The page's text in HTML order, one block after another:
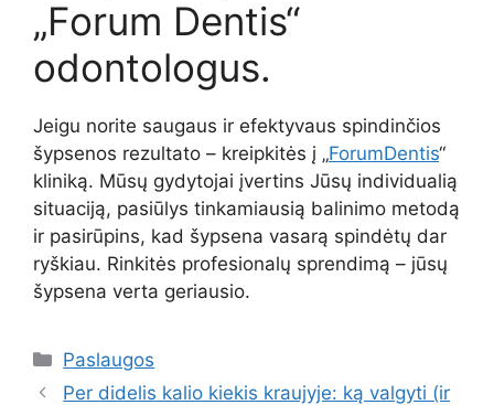
„Forum Dentis“
odontologus.
Jeigu norite saugaus ir efektyvaus spindinčios
šypsenos rezultato – kreipkitės į „ForumDentis“
kliniką. Mūsų gydytojai įvertins Jūsų individualią
situaciją, pasiūlys tinkamiausią balinimo metodą
ir pasirūpins, kad šypsena vasarą spindėtų dar
ryškiau. Rinkitės profesionalų sprendimą – jūsų
šypsena verta geriausio.
Kategorijos
Paslaugos
Per didelis kalio kiekis kraujyje: ką valgyti (ir